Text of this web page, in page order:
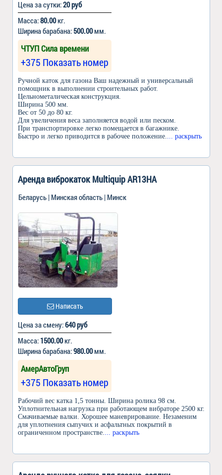
Цена за сутки:20 руб
Масса:80.00кг.
Ширина барабана: 500.00мм.
ЧТУП Сила времени
+375 Показать номер
Ручной каток для газона Ваш надежный и универсальный
помощник в выполнении строительных работ.
Цельнометалическая конструкция.
Ширина 500 мм.
Вес от 50 до 80 кг.
Для увеличения веса заполняется водой или песком.
При транспортировке легко помещается в багажнике.
Быстро и легко приводится в рабочее положение.
... раскрыть
Аренда виброкаток Multiquip AR13HA
Беларусь | Минская область | Минск
Написать
Цена за смену:640 руб
Масса: 1500.00кг.
Ширина барабана:980.00мм.
АмерАвтоГруп
+375 Показать номер
Рабочий вес катка 1,5 тонны. Ширина ролика 98 см.
Уплотнительная нагрузка при работающем вибраторе 2500 кг.
Смачиваемые валки. Хорошее маневрирование. Незаменим
для уплотнения сыпучих и асфальтных покрытий в
ограниченном пространстве.
... раскрыть